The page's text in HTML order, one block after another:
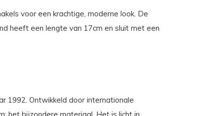
voor een krachtige, moderne look. De
heeft een lengte van 17cm en sluit met een
1992. Ontwikkeld door internationale